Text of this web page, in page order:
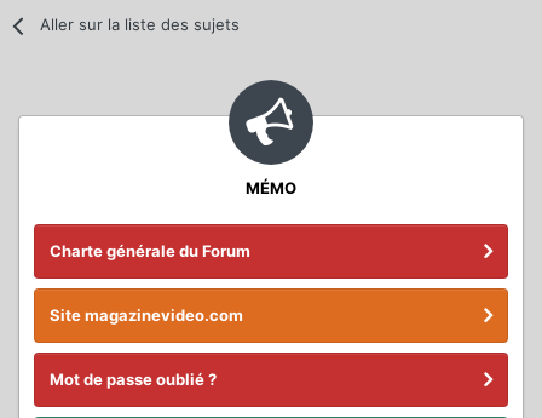
Aller sur la liste des sujets
MÉMO
Charte générale du Forum
Site magazinevideo.com
Mot de passe oublié ?